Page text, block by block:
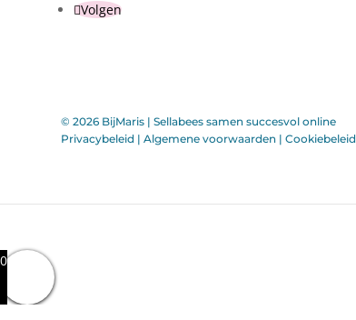
Volgen
© 2026 BijMaris |Sellabees samen succesvol online
Privacybeleid |Algemene voorwaarden |Cookiebeleid
0